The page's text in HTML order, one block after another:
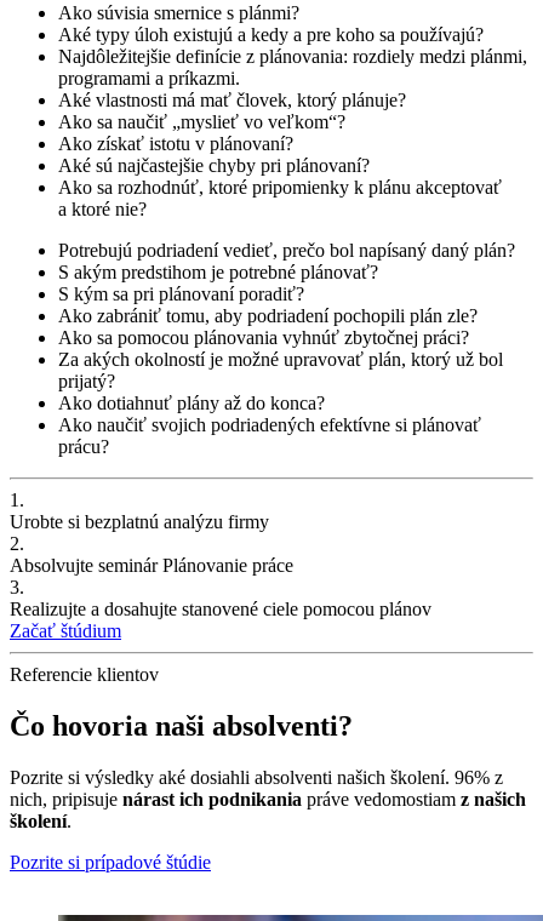
Ako súvisia smernice s plánmi?
Aké typy úloh existujú a kedy a pre koho sa používajú?
Najdôležitejšie definície z plánovania: rozdiely medzi plánmi,
programami a príkazmi.
Aké vlastnosti má mať človek, ktorý plánuje?
Ako sa naučiť „myslieť vo veľkom“?
Ako získať istotu v plánovaní?
Aké sú najčastejšie chyby pri plánovaní?
Ako sa rozhodnúť, ktoré pripomienky k plánu akceptovať
a ktoré nie?
Potrebujú podriadení vedieť, prečo bol napísaný daný plán?
S akým predstihom je potrebné plánovať?
S kým sa pri plánovaní poradiť?
Ako zabrániť tomu, aby podriadení pochopili plán zle?
Ako sa pomocou plánovania vyhnúť zbytočnej práci?
Za akých okolností je možné upravovať plán, ktorý už bol
prijatý?
Ako dotiahnuť plány až do konca?
Ako naučiť svojich podriadených efektívne si plánovať
prácu?
1.
Urobte si bezplatnú analýzu firmy
2.
Absolvujte seminár Plánovanie práce
3.
Realizujte a dosahujte stanovené ciele pomocou plánov
Začať štúdium
Referencie klientov
Čo hovoria naši absolventi?
Pozrite si výsledky aké dosiahli absolventi našich školení. 96% z
nich, pripisuje nárast ich podnikania práve vedomostiam z našich
školení.
Pozrite si prípadové štúdie